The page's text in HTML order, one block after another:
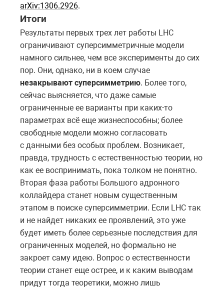
arXiv:1306.2926.
Итоги
Результаты первых трех лет работы LHC
ограничивают суперсимметричные модели
намного сильнее, чем все эксперименты до сих
пор. Они, однако, ни в коем случае
незакрывают суперсимметрию. Более того,
сейчас выясняется, что даже самые
ограниченные ее варианты при каких-то
параметрах всё еще жизнеспособны; более
свободные модели можно согласовать
с данными без особых проблем. Возникает,
правда, трудность с естественностью теории, но
как ее воспринимать, пока толком не понятно.
Вторая фаза работы Большого адронного
коллайдера станет новым существенным
этапом в поиске суперсимметрии. Если LHC так
и не найдет никаких ее проявлений, это уже
будет иметь более серьезные последствия для
ограниченных моделей, но формально не
закроет саму идею. Вопрос о естественности
теории станет еще острее, и к каким выводам
придут тогда теоретики, можно лишь